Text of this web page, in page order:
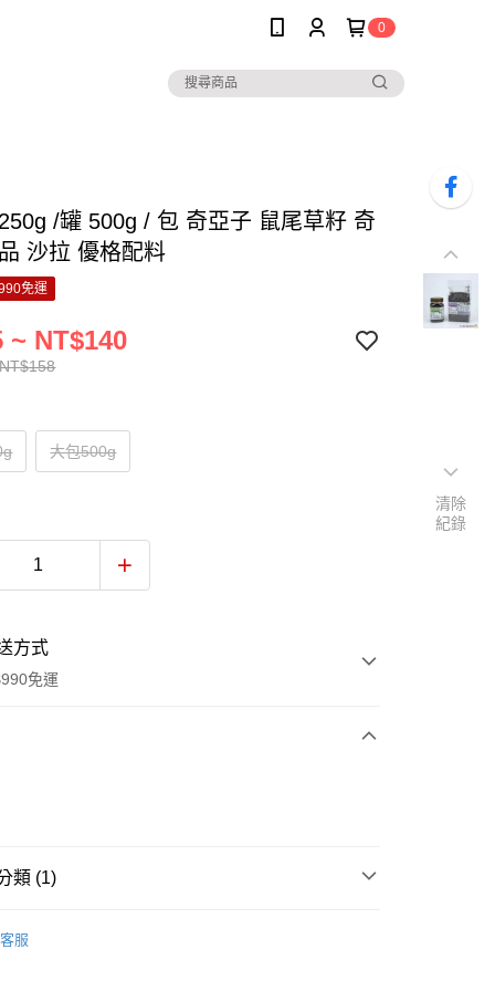
0
/罐 500g / 包 奇亞子 鼠尾草籽 奇
沙拉 優格配料
免運
~ NT$140
大包500g
方式
免運
款
款-重量限制含紙箱10kg，請控制商品重量在9~9.
類 (1)
客服
清除
紀錄